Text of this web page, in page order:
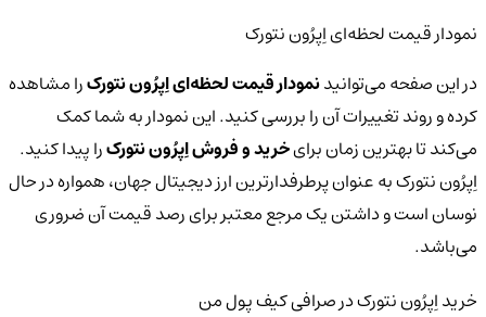
نمودار قیمت لحظه‌ای اِپرُون نتورک
در این صفحه می‌توانیدنمودار قیمت لحظه‌ای اِپرُون نتورکرا مشاهده
کرده و روند تغییرات آن را بررسی کنید. این نمودار به شما کمک
می‌کند تا بهترین زمان برایخرید و فروش اِپرُون نتورکرا پیدا کنید.
اِپرُون نتورک به عنوان پرطرفدارترین ارز دیجیتال جهان، همواره در حال
نوسان است و داشتن یک مرجع معتبر برای رصد قیمت آن ضروری
می‌باشد.
خرید اِپرُون نتورک در صرافی کیف پول من